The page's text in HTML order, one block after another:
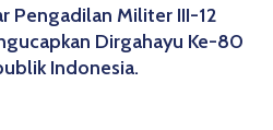
Pengadilan Militer III-12
Dirgahayu Ke-80
Indonesia.